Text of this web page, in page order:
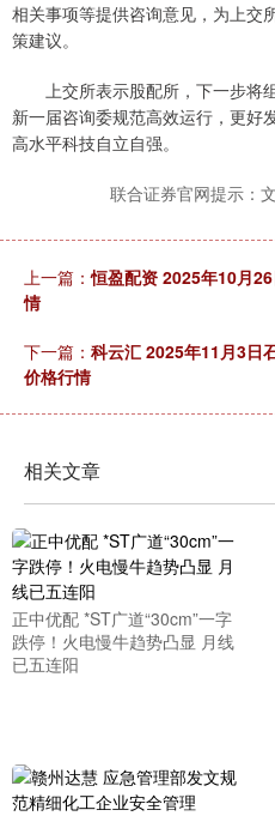
相关事项等提供咨询意见，为上交
策建议。
上交所表示股配所，下一步将
新一届咨询委规范高效运行，更好
高水平科技自立自强。
联合证券官网提示：
上一篇：恒盈配资 2025年10月
情
下一篇： 科云汇 2025年11月3日
价格行情
相关文章
正中优配 *ST广道“30cm”一字
跌停！火电慢牛趋势凸显 月线
已五连阳